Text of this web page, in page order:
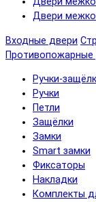
Двери
Входные двери
Противопожарные
Ручки-
Ручки
Петли
Защёлки
Замки
Smart замки
Фиксаторы
Накладки
Комплекты